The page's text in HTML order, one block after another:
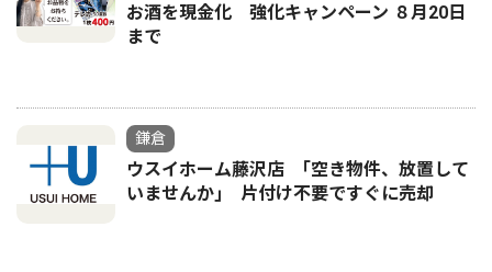
お酒を現金化 強化キャンペーン ８月20日
まで
鎌倉
ウスイホーム藤沢店 ｢空き物件、放置して
いませんか｣ 片付け不要ですぐに売却